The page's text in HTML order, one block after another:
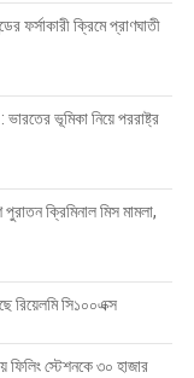
ফর্সাকারী ক্রিমে প্রাণঘাতী
ভারতের ভূমিকা নিয়ে পররাষ্ট্র
পুরাতন ক্রিমিনাল মিস মামলা,
রিয়েলমি সি১০০এক্স
স্টেশনকে ৩০ হাজার